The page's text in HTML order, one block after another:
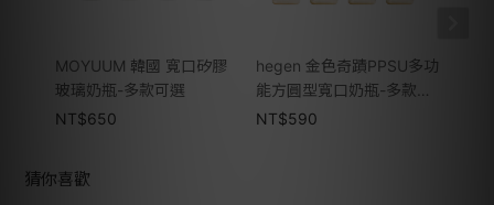
MOYUUM 韓國 寬口矽膠
玻璃奶瓶-多款可選
NT$650
hegen 金色奇蹟PPSU多功
能方圓型寬口奶瓶-多款可
選
NT$590
猜你喜歡